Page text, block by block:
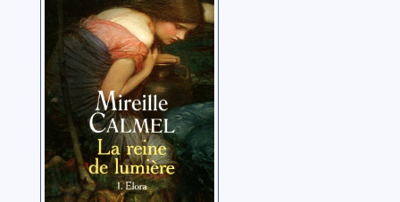
La reine de
lumière: 01:
Elora
Calmel, Mireille